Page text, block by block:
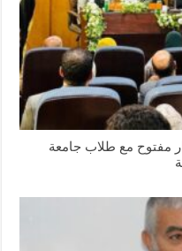
مفتوح مع طلاب جامعة